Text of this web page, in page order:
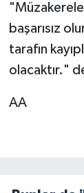
başarısız
tarafın
olacaktır."
AA